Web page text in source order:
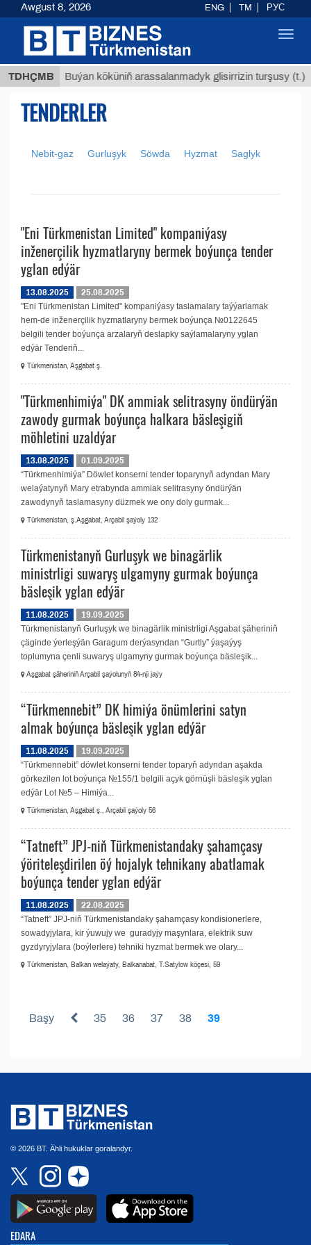
TDHÇMB
ТМТ Buýan köküniň arassalanmadyk glisirrizin turşusy (t.)
TENDERLER
Nebit-gaz Gurluşyk Söwda Hyzmat Saglyk
"Eni Türkmenistan Limited" kompaniýasy
inženerçilik hyzmatlaryny bermek boýunça tender
yglan edýär
13.08.2025
25.08.2025
"Eni Türkmenistan Limited" kompaniýasy taslamalary taýýarlamak
hem-de inženerçilik hyzmatlaryny bermek boýunça №0122645
belgili tender boýunça arzalaryň deslapky saýlamalaryny yglan
edýär Tenderiň...
Türkmenistan, Aşgabat ş.
"Türkmenhimiýa" DK ammiak selitrasyny öndürýän
zawody gurmak boýunça halkara bäsleşigiň
möhletini uzaldýar
13.08.2025
01.09.2025
“Türkmenhimiýa” Döwlet konserni tender toparynyň adyndan Mary
welaýatynyň Mary etrabynda ammiak selitrasyny öndürýän
zawodynyň taslamasyny düzmek we ony doly gurmak...
Türkmenistan, ş.Aşgabat, Arçabil şaýoly 132
Türkmenistanyň Gurluşyk we binagärlik
ministrligi suwaryş ulgamyny gurmak boýunça
bäsleşik yglan edýär
11.08.2025
19.09.2025
Türkmenistanyň Gurluşyk we binagärlik ministrligi Aşgabat şäheriniň
çäginde ýerleşýän Garagum derýasyndan “Gurtly” ýaşaýyş
toplumyna çenli suwaryş ulgamyny gurmak boýunça bäsleşik...
Aşgabat şäheriniň Arçabil şaýolunyň 84-nji jaýy
“Türkmennebit” DK himiýa önümlerini satyn
almak boýunça bäsleşik yglan edýär
11.08.2025
19.09.2025
“Türkmennebit” döwlet konserni tender toparyň adyndan aşakda
görkezilen lot boýunça №155/1 belgili açyk görnüşli bäsleşik yglan
edýär Lot №5 – Himiýa...
Türkmenistan, Aşgabat ş., Arçabil şaýoly 56
“Tatneft” JPJ-niň Türkmenistandaky şahamçasy
ýöriteleşdirilen öý hojalyk tehnikany abatlamak
boýunça tender yglan edýär
11.08.2025
22.08.2025
“Tatneft” JPJ-niň Türkmenistandaky şahamçasy kondisionerlere,
sowadyjylara, kir ýuwujy we guradyjy maşynlara, elektrik suw
gyzdyryjylara (boýlerlere) tehniki hyzmat bermek we olary...
Türkmenistan, Balkan welaýaty, Balkanabat, T.Satylow köçesi, 59
Başy 35 36 37 38 39
© 2026 BT. Ähli hukuklar goralandyr.
EDARA
Awgust 8, 2026 ENG TM РУС